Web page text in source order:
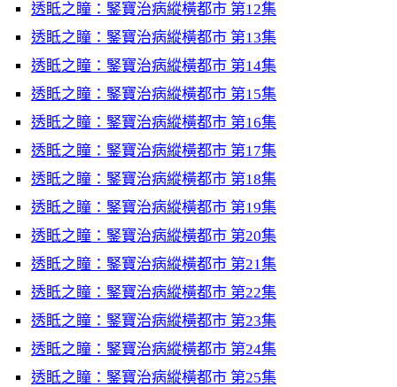
透眡之瞳：鋻寶治病縱橫都市 第12集
透眡之瞳：鋻寶治病縱橫都市 第13集
透眡之瞳：鋻寶治病縱橫都市 第14集
透眡之瞳：鋻寶治病縱橫都市 第15集
透眡之瞳：鋻寶治病縱橫都市 第16集
透眡之瞳：鋻寶治病縱橫都市 第17集
透眡之瞳：鋻寶治病縱橫都市 第18集
透眡之瞳：鋻寶治病縱橫都市 第19集
透眡之瞳：鋻寶治病縱橫都市 第20集
透眡之瞳：鋻寶治病縱橫都市 第21集
透眡之瞳：鋻寶治病縱橫都市 第22集
透眡之瞳：鋻寶治病縱橫都市 第23集
透眡之瞳：鋻寶治病縱橫都市 第24集
透眡之瞳：鋻寶治病縱橫都市 第25集